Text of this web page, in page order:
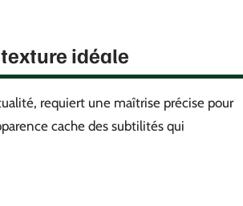
idéale
requiert une maîtrise précise pour
cache des subtilités qui